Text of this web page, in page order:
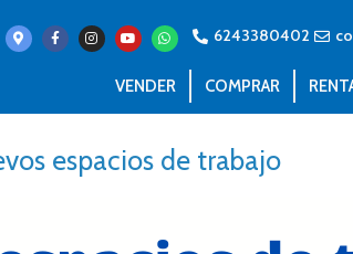
6243380402
VENDER COMPRAR
espacios de trabajo